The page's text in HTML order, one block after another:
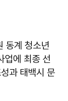
동계 청소년
업에 최종 선
과 태백시 문